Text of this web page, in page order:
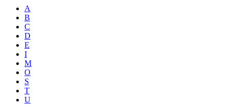
A
B
C
D
E
I
M
O
S
T
U